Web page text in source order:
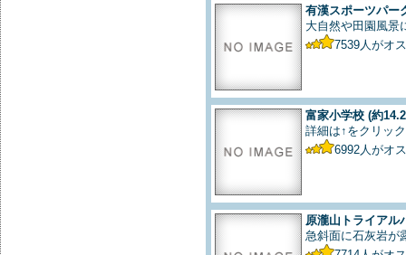
有漢スポーツパー
大自然や田園風
7539 人がオ
富家小学校 (約
詳細は↑をクリック
6992 人がオ
原瀧山トライアル
急斜面に石灰岩が